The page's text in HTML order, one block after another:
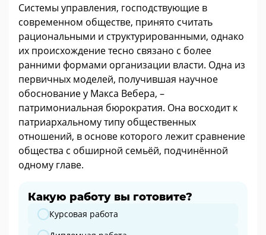
Системы управления, господствующие в
современном обществе, принято считать
рациональными и структурированными, однако
их происхождение тесно связано с более
ранними формами организации власти. Одна из
первичных моделей, получившая научное
обоснование у Макса Вебера, –
патримониальная бюрократия. Она восходит к
патриархальному типу общественных
отношений, в основе которого лежит сравнение
общества с обширной семьёй, подчинённой
одному главе.
Какую работу вы готовите?
Какую работу вы готовите?
Курсовая работа